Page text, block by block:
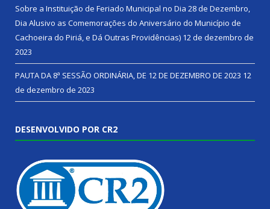
Sobre a Instituição de Feriado Municipal no Dia 28 de Dezembro,
Dia Alusivo as Comemorações do Aniversário do Município de
Cachoeira do Piriá, e Dá Outras Providências) 12 de dezembro de
2023
PAUTA DA 8ª SESSÃO ORDINÁRIA, DE 12 DE DEZEMBRO DE 2023 12
de dezembro de 2023
DESENVOLVIDO POR CR2